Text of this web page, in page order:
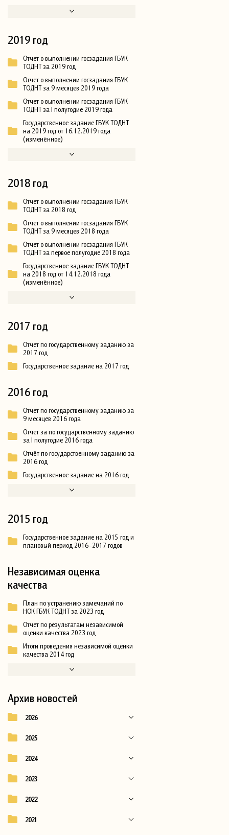
2019 год
Отчет о выполнении госзадания ГБУК
ТОДНТ за 2019 год
Отчет о выполнении госзадания ГБУК
ТОДНТ за 9 месяцев 2019 года
Отчет о выполнении госзадания ГБУК
ТОДНТ за I полугодие 2019 года
Государственное задание ГБУК ТОДНТ
на 2019 год от 16.12.2019 года
(изменённое)
2018 год
Отчет о выполнении госзадания ГБУК
ТОДНТ за 2018 год
Отчет о выполнении госзадания ГБУК
ТОДНТ за 9 месяцев 2018 года
Отчет о выполнении госзадания ГБУК
ТОДНТ за первое полугодие 2018 года
Государственное задание ГБУК ТОДНТ
на 2018 год от 14.12.2018 года
(изменённое)
2017 год
Отчет по государственному заданию за
2017 год
Государственное задание на 2017 год
2016 год
Отчет по государственному заданию за
9 месяцев 2016 года
Отчет за по государственному заданию
за I полугодие 2016 года
Отчёт по государственному заданию за
2016 год
Государственное задание на 2016 год
2015 год
Государственное задание на 2015 год и
плановый период 2016–2017 годов
Независимая оценка
качества
План по устранению замечаний по
НОК ГБУК ТОДНТ за 2023 год
Отчет по результатам независимой
оценки качества 2023 год
Итоги проведения независимой оценки
качества 2014 год
Архив новостей
2026
2025
2024
2023
2022
2021